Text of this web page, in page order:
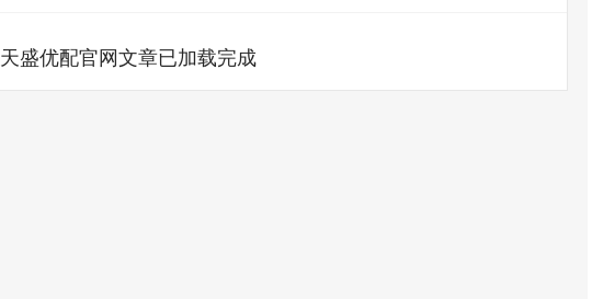
天盛优配官网文章已加载完成